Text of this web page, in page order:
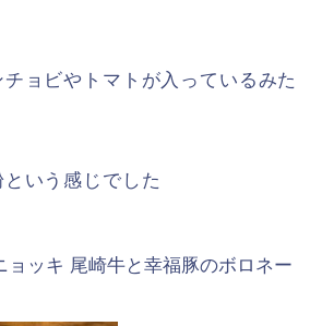
ョビやトマトが入っているみた
いう感じでした
ョッキ 尾崎牛と幸福豚のボロネー